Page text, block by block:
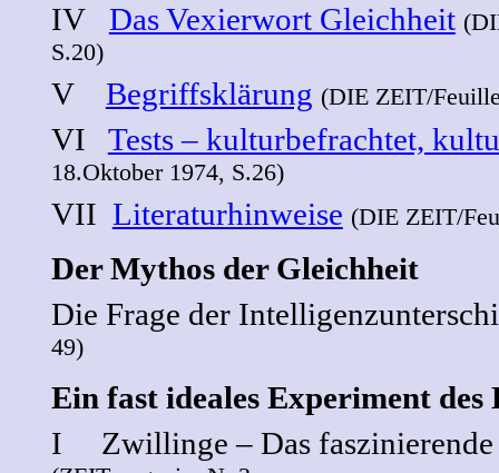
IV Das Vexierwort Gleichheit
S.20)
V Begriffsklärung (DIE ZEIT/
VI Tests – kulturbefrachtet,
18.Oktober 1974, S.26)
VII Literaturhinweise (DIE ZEIT/
Der Mythos der Gleichheit
Die Frage der
49)
Ein fast ideales Experiment des
I Zwillinge – Das faszinierende